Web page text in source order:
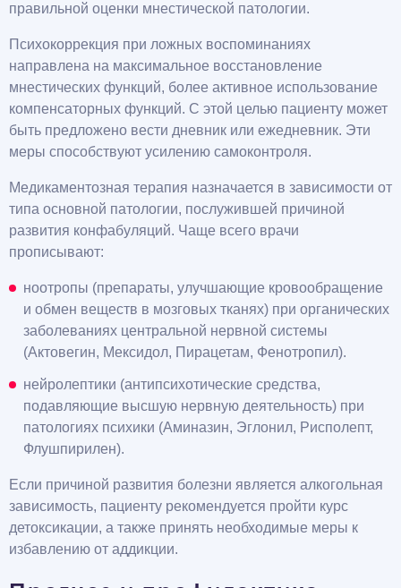
правильной оценки мнестической патологии.
Психокоррекция при ложных воспоминаниях
направлена на максимальное восстановление
мнестических функций, более активное использование
компенсаторных функций. С этой целью пациенту может
быть предложено вести дневник или ежедневник. Эти
меры способствуют усилению самоконтроля.
Медикаментозная терапия назначается в зависимости от
типа основной патологии, послужившей причиной
развития конфабуляций. Чаще всего врачи
прописывают:
ноотропы (препараты, улучшающие кровообращение
и обмен веществ в мозговых тканях) при органических
заболеваниях центральной нервной системы
(Актовегин, Мексидол, Пирацетам, Фенотропил).
нейролептики (антипсихотические средства,
подавляющие высшую нервную деятельность) при
патологиях психики (Аминазин, Эглонил, Рисполепт,
Флушпирилен).
Если причиной развития болезни является алкогольная
зависимость, пациенту рекомендуется пройти курс
детоксикации, а также принять необходимые меры к
избавлению от аддикции.